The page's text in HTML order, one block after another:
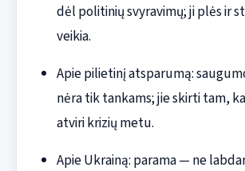
dėl politinių svyravimų; ji plės ir
veikia.
Apie pilietinį atsparumą:
nėra tik tankams; jie skirti tam,
atviri krizių metu.
Apie Ukrainą: parama — ne